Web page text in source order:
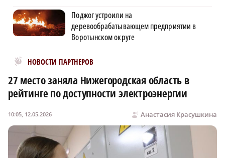
Поджог устроили на
деревообрабатывающем предприятии в
Воротынском округе
НОВОСТИ ПАРТНЕРОВ
Новости МирТесен
27 место заняла Нижегородская область в
рейтинге по доступности электроэнергии
Анастасия Красушкина
10:05, 12.05.2026